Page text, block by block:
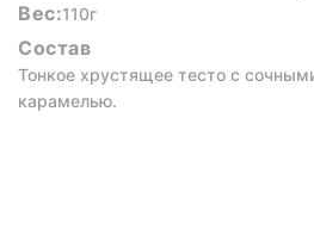
Вес:110г
Состав
Тонкое хрустящее тесто с
карамелью.